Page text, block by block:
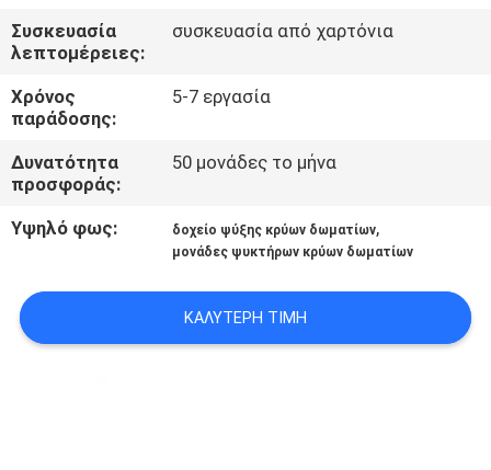
ΜΑΣ
ΕΛΆΤΕ
ΣΕ
ΕΠΑΦΉ
ΜΕ
ΈΝΑ
ΑΠΌΣΠΑΣΜΑ
Συσκευασία
λεπτομέρειες:
συσκευασία από χαρτόνια
Χρόνος
παράδοσης:
5-7 εργασία
Δυνατότητα
προσφοράς:
50 μονάδες το μήνα
Υψηλό φως: δοχείο ψύξης κρύων δωματίων,
μονάδες ψυκτήρων κρύων δωματίων
ΚΑΛΎΤΕΡΗ ΤΙΜΉ